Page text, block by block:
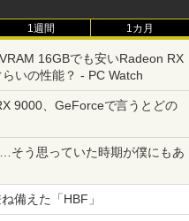
】ノートパソコン 中古
世代 Office付き NEC 15.6
16GB 新品SSD1TB DVDド
カメラ テンキー windows11
古ノートパソコン 安心保証
5.4 ノイズキャンセ
時間再生
1週間 1カ月
16GBでも安いRadeon RX
いの性能？ - PC Watch
9000、GeForceで言うとどの
そう思っていた時期が僕にもあ
備えた「HBF」